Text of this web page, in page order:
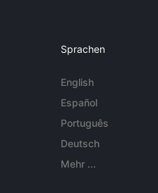
Sprachen
English
Español
Português
Deutsch
Mehr ...